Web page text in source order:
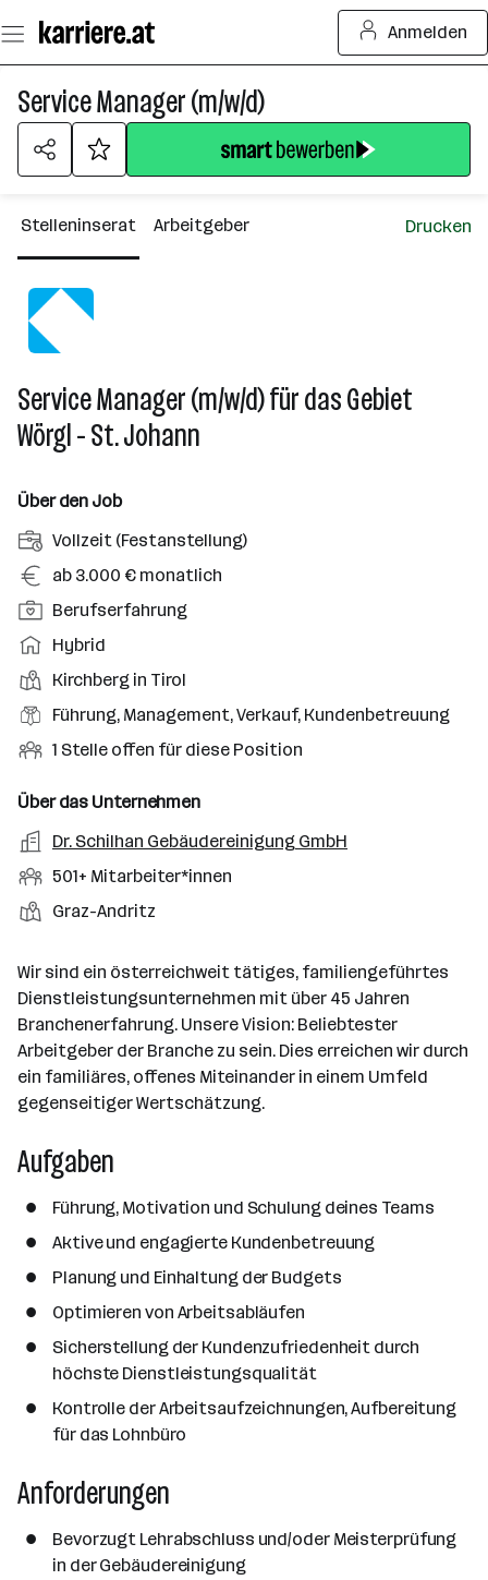
Seiteninhalt
springen
Anmelden
Service Manager (m/w/d)
Stelleninserat Arbeitgeber Drucken
Service Manager (m/w/d) für das Gebiet
Wörgl - St. Johann
Über den Job
A
n
t
e
l
u
n
s
r
t
Vollzeit (Festanstellung)
G
e
h
a
l
t
ab 3.000 € monatlich
P
o
i
t
i
n
e
b
n
Berufserfahrung
A
r
b
e
i
s
m
o
d
e
Hybrid
D
i
n
t
o
t
Kirchberg in Tirol
B
e
u
s
f
l
e
r
Führung, Management, Verkauf, Kundenbetreuung
O
f
n
e
S
l
l
e
n
1 Stelle offen für diese Position
Über das Unternehmen
A
r
e
t
g
e
b
e
r
Dr. Schilhan Gebäudereinigung GmbH
M
i
t
r
b
e
i
t
e
*
n
n
a
n
501+ Mitarbeiter*innen
S
a
n
d
o
r
t
Graz-Andritz
Wir sind ein österreichweit tätiges, familiengeführtes
Dienstleistungsunternehmen mit über 45 Jahren
Branchenerfahrung. Unsere Vision: Beliebtester
Arbeitgeber der Branche zu sein. Dies erreichen wir durch
ein familiäres, offenes Miteinander in einem Umfeld
gegenseitiger Wertschätzung.
Aufgaben
Führung, Motivation und Schulung deines Teams
Aktive und engagierte Kundenbetreuung
Planung und Einhaltung der Budgets
Optimieren von Arbeitsabläufen
Sicherstellung der Kundenzufriedenheit durch
höchste Dienstleistungsqualität
Kontrolle der Arbeitsaufzeichnungen, Aufbereitung
für das Lohnbüro
Anforderungen
Bevorzugt Lehrabschluss und/oder Meisterprüfung
in der Gebäudereinigung